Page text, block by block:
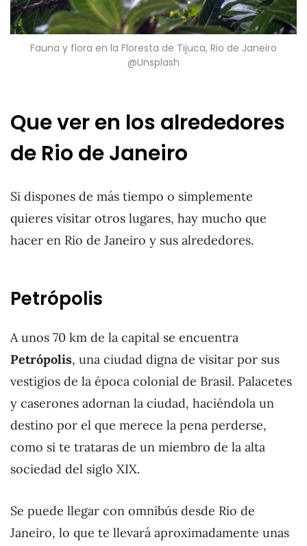
Fauna y flora en la Floresta de Tijuca, Rio de Janeiro
@Unsplash
Que ver en los alrededores
de Rio de Janeiro
Si dispones de más tiempo o simplemente
quieres visitar otros lugares, hay mucho que
hacer en Rio de Janeiro y sus alrededores.
Petrópolis
A unos 70 km de la capital se encuentra
Petrópolis, una ciudad digna de visitar por sus
vestigios de la época colonial de Brasil. Palacetes
y caserones adornan la ciudad, haciéndola un
destino por el que merece la pena perderse,
como si te trataras de un miembro de la alta
sociedad del siglo XIX.
Se puede llegar con omnibús desde Rio de
Janeiro, lo que te llevará aproximadamente unas